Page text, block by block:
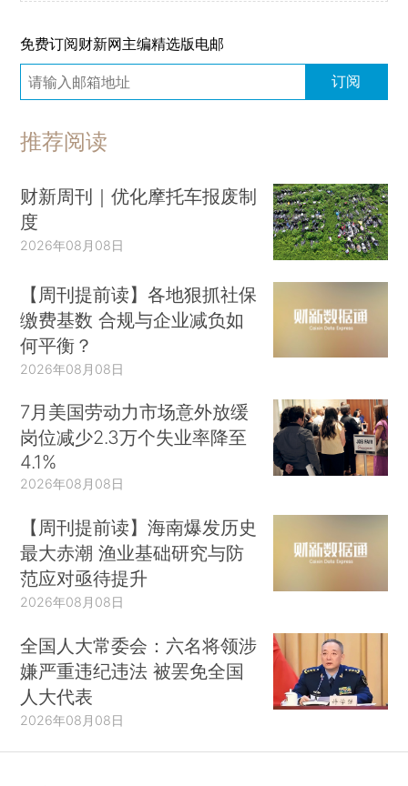
免费订阅财新网主编精选版电邮
订阅
推荐阅读
财新周刊｜优化摩托车报废制
度
2026年08月08日
【周刊提前读】各地狠抓社保
缴费基数 合规与企业减负如
何平衡？
2026年08月08日
7月美国劳动力市场意外放缓
岗位减少2.3万个失业率降至
4.1%
2026年08月08日
【周刊提前读】海南爆发历史
最大赤潮 渔业基础研究与防
范应对亟待提升
2026年08月08日
全国人大常委会：六名将领涉
嫌严重违纪违法 被罢免全国
人大代表
2026年08月08日